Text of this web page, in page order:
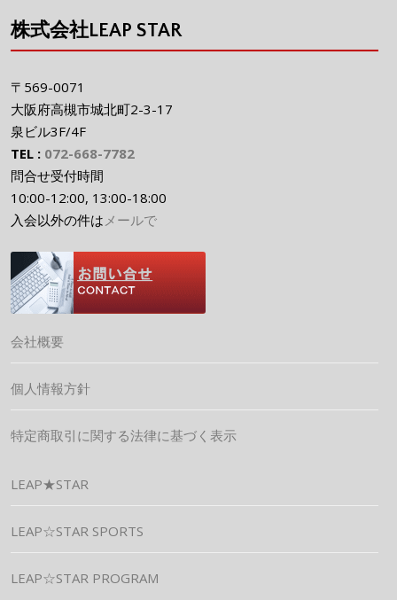
株式会社LEAP STAR
〒569-0071
大阪府高槻市城北町2-3-17
泉ビル3F/4F
TEL : 072-668-7782
問合せ受付時間
10:00-12:00, 13:00-18:00
入会以外の件はメールで
会社概要
個人情報方針
特定商取引に関する法律に基づく表示
LEAP★STAR
LEAP☆STAR SPORTS
LEAP☆STAR PROGRAM